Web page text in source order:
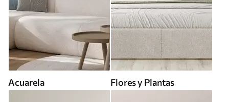
Acuarela Flores y Plantas